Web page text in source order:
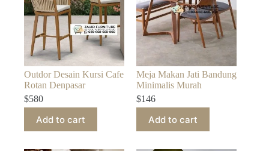
Outdor Desain Kursi Cafe
Rotan Denpasar
$580
Add to cart
Meja Makan Jati Bandung
Minimalis Murah
$146
Add to cart